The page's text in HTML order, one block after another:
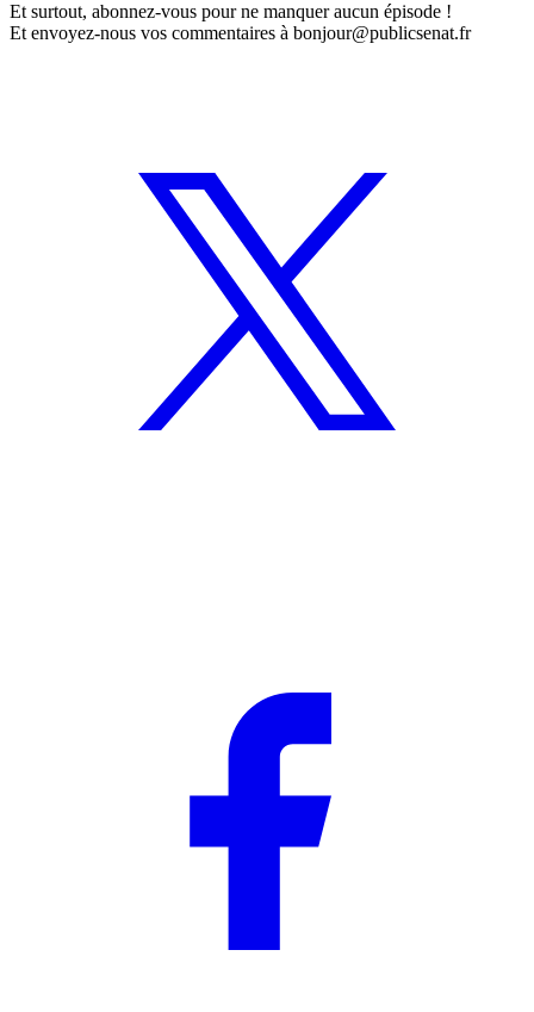
Et surtout, abonnez-vous pour ne manquer aucun épisode !
Et envoyez-nous vos commentaires à bonjour@publicsenat.fr